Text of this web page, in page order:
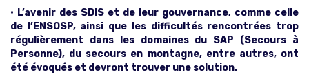
• L’avenir des SDIS et de leur gouvernance, comme celle
de l’ENSOSP, ainsi que les difficultés rencontrées trop
régulièrement dans les domaines du SAP (Secours à
Personne), du secours en montagne, entre autres, ont
été évoqués et devront trouver une solution.